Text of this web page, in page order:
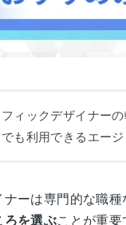
ィックデザイナー
も利用できるエー
ーは専門的な職
ろを選ぶことが重要